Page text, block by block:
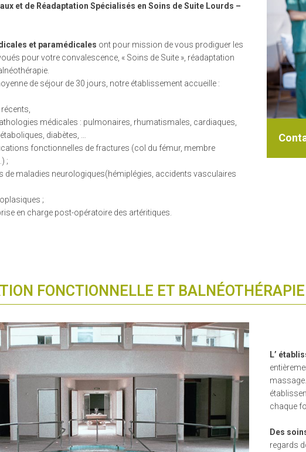
et de Réadaptation Spécialisés en Soins de Suite Lourds –
et paramédicales ont pour mission de vous prodiguer les
pour votre convalescence, « Soins de Suite », réadaptation
de séjour de 30 jours, notre établissement accueille :
médicales : pulmonaires, rhumatismales, cardiaques,
diabètes, …
fonctionnelles de fractures (col du fémur, membre
;
de maladies neurologiques(hémiplégies, accidents vasculaires
;
en charge post-opératoire des artéritiques.
FONCTIONNELLE ET BALNÉOTHÉRAPIE
L’
chaque
Des
regards